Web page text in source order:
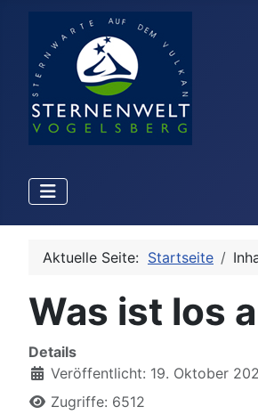
Aktuelle Seite: Startseite
Was ist los
Details
Veröffentlicht: 19. Oktober
Zugriffe: 6512